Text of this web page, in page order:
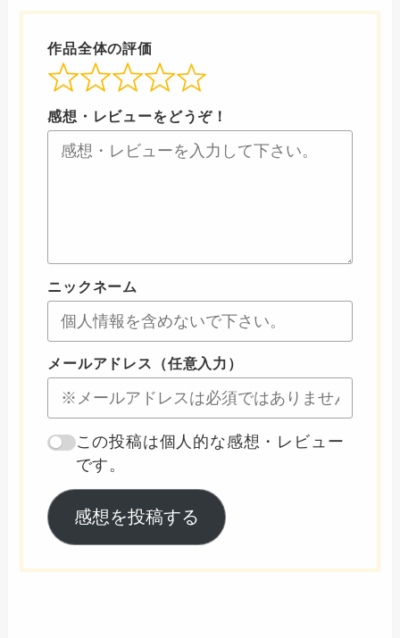
作品全体の評価
感想・レビューをどうぞ！
ニックネーム
メールアドレス（任意入力）
この投稿は個人的な感想・レビュー
です。
感想を投稿する